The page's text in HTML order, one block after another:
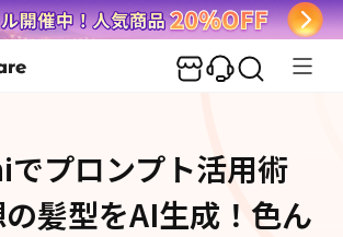
プロンプト活用術
髪型をAI生成！色ん